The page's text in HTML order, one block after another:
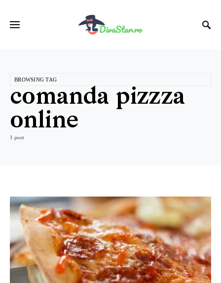
BROWSING TAG
comanda pizzza
online
1 post